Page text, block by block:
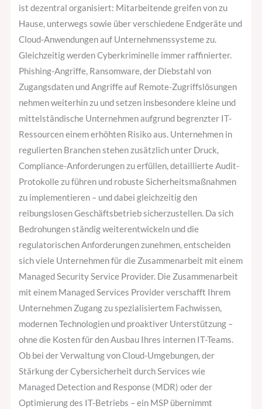
ist dezentral organisiert: Mitarbeitende greifen von zu
Hause, unterwegs sowie über verschiedene Endgeräte und
Cloud-Anwendungen auf Unternehmenssysteme zu.
Gleichzeitig werden Cyberkriminelle immer raffinierter.
Phishing-Angriffe, Ransomware, der Diebstahl von
Zugangsdaten und Angriffe auf Remote-Zugriffslösungen
nehmen weiterhin zu und setzen insbesondere kleine und
mittelständische Unternehmen aufgrund begrenzter IT-
Ressourcen einem erhöhten Risiko aus. Unternehmen in
regulierten Branchen stehen zusätzlich unter Druck,
Compliance-Anforderungen zu erfüllen, detaillierte Audit-
Protokolle zu führen und robuste Sicherheitsmaßnahmen
zu implementieren – und dabei gleichzeitig den
reibungslosen Geschäftsbetrieb sicherzustellen. Da sich
Bedrohungen ständig weiterentwickeln und die
regulatorischen Anforderungen zunehmen, entscheiden
sich viele Unternehmen für die Zusammenarbeit mit einem
Managed Security Service Provider. Die Zusammenarbeit
mit einem Managed Services Provider verschafft Ihrem
Unternehmen Zugang zu spezialisiertem Fachwissen,
modernen Technologien und proaktiver Unterstützung –
ohne die Kosten für den Ausbau Ihres internen IT-Teams.
Ob bei der Verwaltung von Cloud-Umgebungen, der
Stärkung der Cybersicherheit durch Services wie
Managed Detection and Response (MDR) oder der
Optimierung des IT-Betriebs – ein MSP übernimmt
Managed
Services
sie
lösen?